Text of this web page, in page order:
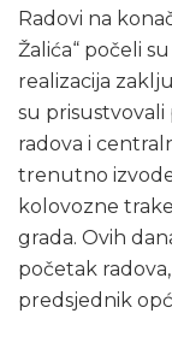
Radovi na
Žalića“ počeli
realizacija
su prisustvovali
radova i
trenutno
kolovozne
grada. Ovih
početak
predsjednik